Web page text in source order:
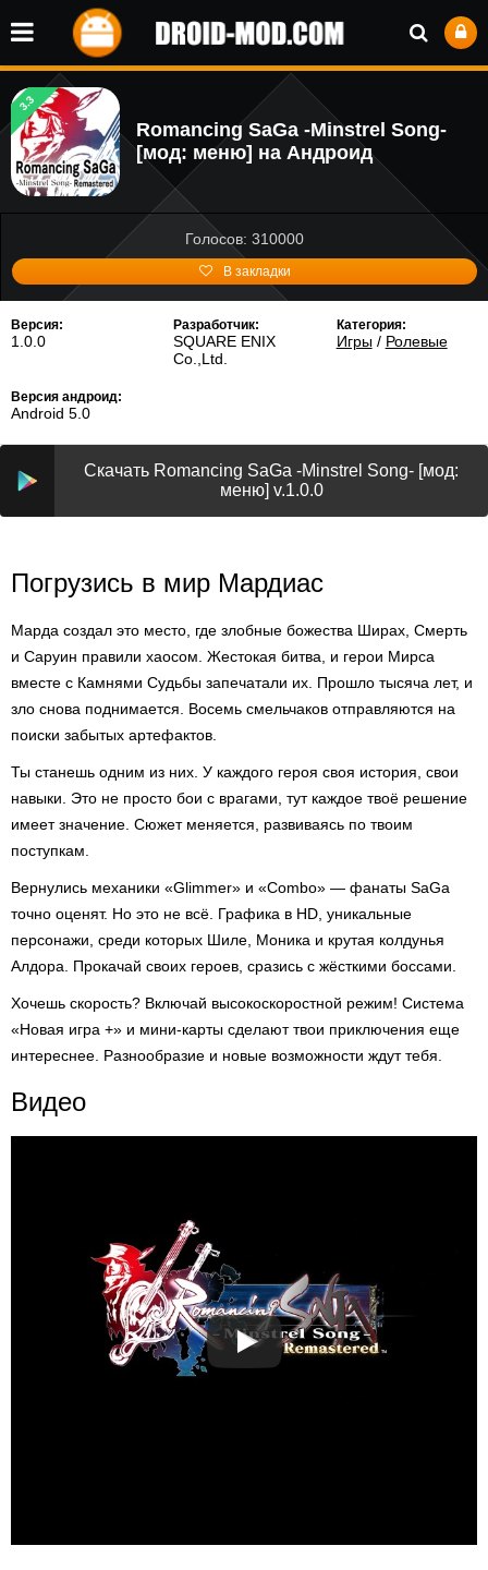
3.3
Romancing SaGa -Minstrel Song-
[мод: меню] на Андроид
Голосов: 310000
В закладки
Версия:
1.0.0
Разработчик:
SQUARE ENIX
Co.,Ltd.
Категория:
Игры/ Ролевые
Версия андроид:
Android 5.0
Скачать Romancing SaGa -Minstrel Song- [мод:
меню] v.1.0.0
Погрузись в мир Мардиас
Марда создал это место, где злобные божества Ширах, Смерть
и Саруин правили хаосом. Жестокая битва, и герои Мирса
вместе с Камнями Судьбы запечатали их. Прошло тысяча лет, и
зло снова поднимается. Восемь смельчаков отправляются на
поиски забытых артефактов.
Ты станешь одним из них. У каждого героя своя история, свои
навыки. Это не просто бои с врагами, тут каждое твоё решение
имеет значение. Сюжет меняется, развиваясь по твоим
поступкам.
Вернулись механики «Glimmer» и «Combo» — фанаты SaGa
точно оценят. Но это не всё. Графика в HD, уникальные
персонажи, среди которых Шиле, Моника и крутая колдунья
Алдора. Прокачай своих героев, сразись с жёсткими боссами.
Хочешь скорость? Включай высокоскоростной режим! Система
«Новая игра +» и мини-карты сделают твои приключения еще
интереснее. Разнообразие и новые возможности ждут тебя.
Видео